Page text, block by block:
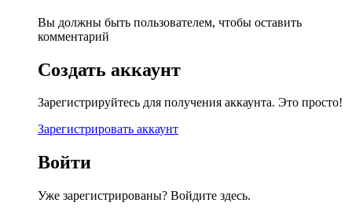
Вы должны быть пользователем, чтобы оставить
комментарий
Создать аккаунт
Зарегистрируйтесь для получения аккаунта. Это просто!
Зарегистрировать аккаунт
Войти
Уже зарегистрированы? Войдите здесь.